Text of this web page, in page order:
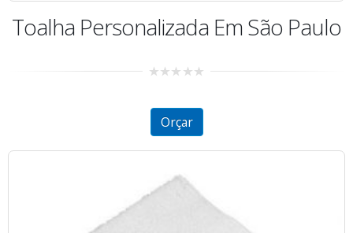
Toalha Personalizada Em São Paulo
of
Orçar